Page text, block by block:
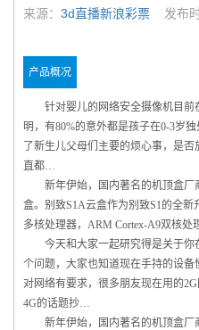
来源： 3d直播新浪彩票 发布
产品概况
针对婴儿的网络安全摄像机目前
明，有80%的意外都是孩子在0-3岁
了新生儿父母们主要的烦心事，是
直都…
新年伊始，国内著名的机顶盒厂
盒。别致S1A云盒作为别致S1的全
多核处理器，ARM Cortex-A9双核
今天和大家一起研究得是关于你
个问题，大家也知道现在手持的设
对网络有要求，很多朋友现在用的
4G的话题抄…
新年伊始，国内著名的机顶盒厂